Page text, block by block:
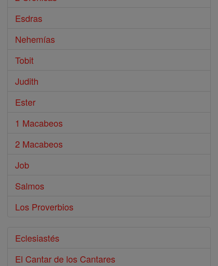
Esdras
Nehemías
Tobit
Judith
Ester
1 Macabeos
2 Macabeos
Job
Salmos
Los Proverbios
Eclesiastés
El Cantar de los Cantares